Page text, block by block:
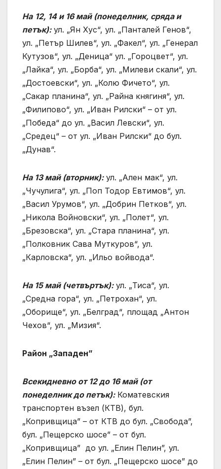
На 12, 14 и 16 май (понеделник, сряда и
петък):ул. „Ян Хус“, ул. „Панталей Генов“,
ул. „Петър Шилев“, ул. „Факел“, ул. „Генерал
Кутузов“, ул. „Деница“ ул. „Гороцвет“, ул.
„Лайка“, ул. „Борба“, ул. „Милеви скали“, ул.
„Достоевски“, ул. „Колю Фичето“, ул.
„Сакар планина“, ул. „Райна княгиня“, ул.
„Филипово“, ул. „Иван Рилски“ – от ул.
„Победа“ до ул. „Васил Левски“, ул.
„Средец“ – от ул. „Иван Рилски“ до бул.
„Дунав“.
На 13 май (вторник):ул. „Ален мак“, ул.
„Чучулига“, ул. „Поп Тодор Евтимов“, ул.
„Васил Урумов“, ул. „Добрин Петков“, ул.
„Никола Войновски“, ул. „Полет“, ул.
„Брезовска“, ул. „Стара планина“, ул.
„Полковник Сава Муткуров“, ул.
„Карловска“, ул. „Ильо войвода“.
На 15 май (четвъртък):ул. „Тиса“, ул.
„Средна гора“, ул. „Петрохан“, ул.
„Оборище“, ул. „Белград“, площад „Антон
Чехов“, ул. „Мизия“.
Район „Западен”
Всекидневно от 12 до 16 май (от
понеделник до петък):Коматевския
транспортен възел (КТВ), бул.
„Копривщица” – от КТВ до бул. „Свобода”,
бул. „Пещерско шосе” – от бул.
„Копривщица” до ул. „Елин Пелин”, ул.
„Елин Пелин” – от бул. „Пещерско шосе” до